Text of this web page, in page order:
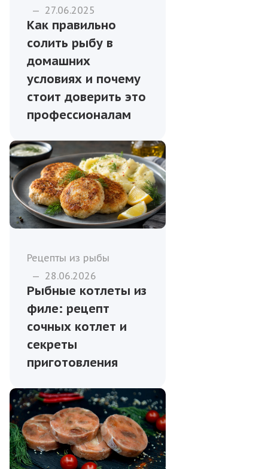
— 27.06.2025
Как правильно
солить рыбу в
домашних
условиях и почему
стоит доверить это
профессионалам
Рецепты из рыбы
— 28.06.2026
Рыбные котлеты из
филе: рецепт
сочных котлет и
секреты
приготовления